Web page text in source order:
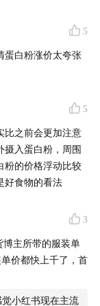
北京东城区，详
人们提供源源不
Next｜科技早
兔子洞第三季、
、反潮流俱乐部
，或把我们的节
5
蛋白粉涨价太夸张
5
比之前会更加注意
摄入蛋白粉，周围
粉的价格浮动比较
好食物的看法
3
主所带的服装单
价都快上千了，首
小红书现在主流